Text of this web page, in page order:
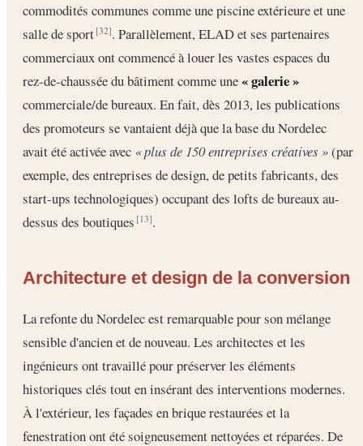
commodités communes comme une piscine extérieure et une
salle de sport[32]. Parallèlement, ELAD et ses partenaires
commerciaux ont commencé à louer les vastes espaces du
rez-de-chaussée du bâtiment comme une« galerie »
commerciale/de bureaux. En fait, dès 2013, les publications
des promoteurs se vantaient déjà que la base du Nordelec
avait été activée avec « plus de 150 entreprises créatives »(par
exemple, des entreprises de design, de petits fabricants, des
start-ups technologiques) occupant des lofts de bureaux au-
dessus des boutiques[13].
Architecture et design de la conversion
La refonte du Nordelec est remarquable pour son mélange
sensible d'ancien et de nouveau. Les architectes et les
ingénieurs ont travaillé pour préserver les éléments
historiques clés tout en insérant des interventions modernes.
À l'extérieur, les façades en brique restaurées et la
fenestration ont été soigneusement nettoyées et réparées. De